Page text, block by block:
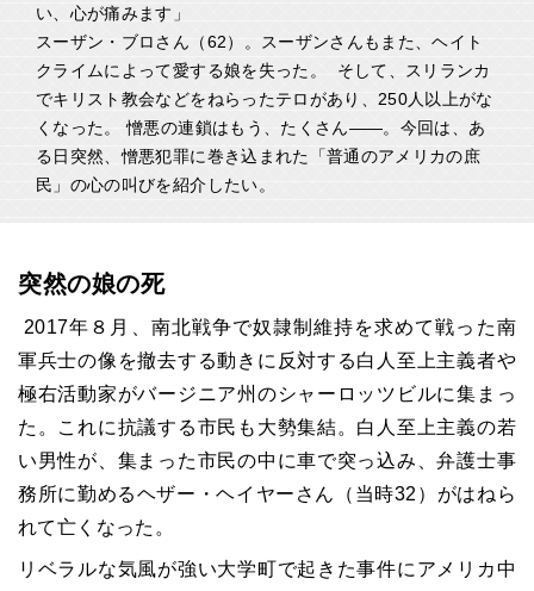
い、心が痛みます」
スーザン・ブロさん（62）。スーザンさんもまた、ヘイト
クライムによって愛する娘を失った。 そして、スリランカ
でキリスト教会などをねらったテロがあり、250人以上がな
くなった。 憎悪の連鎖はもう、たくさん――。今回は、あ
る日突然、憎悪犯罪に巻き込まれた「普通のアメリカの庶
民」の心の叫びを紹介したい。
突然の娘の死
2017年８月、南北戦争で奴隷制維持を求めて戦った南
軍兵士の像を撤去する動きに反対する白人至上主義者や
極右活動家がバージニア州のシャーロッツビルに集まっ
た。これに抗議する市民も大勢集結。白人至上主義の若
い男性が、集まった市民の中に車で突っ込み、弁護士事
務所に勤めるヘザー・ヘイヤーさん（当時32）がはねら
れて亡くなった。
リベラルな気風が強い大学町で起きた事件にアメリカ中